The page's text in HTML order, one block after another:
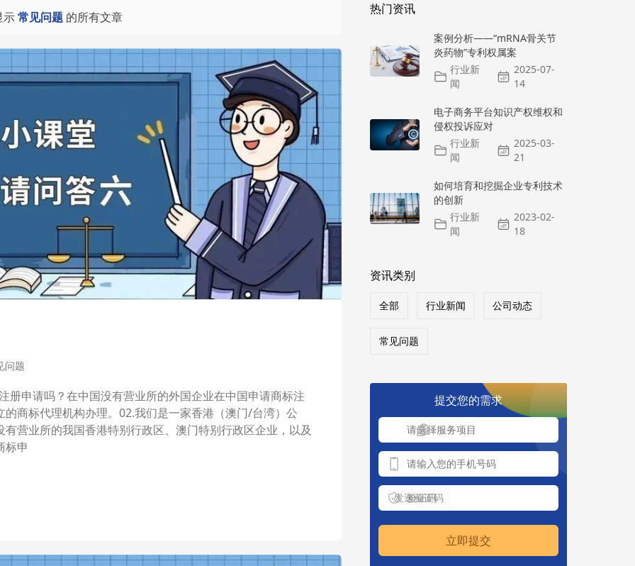
示常见问题 的所有文章
问题
册申请吗？在中国没有营业所的外国企业在中国申请商标注
商标代理机构办理。02.我们是一家香港（澳门/台湾）公
营业所的我国香港特别行政区、澳门特别行政区企业，以及
标申
热门资讯
案例分析——“mRNA骨关节
炎药物”专利权属案
行业新
闻
2025-07-
14
电子商务平台知识产权维权和
侵权投诉应对
行业新
闻
2025-03-
21
如何培育和挖掘企业专利技术
的创新
行业新
闻
2023-02-
18
资讯类别
全部 行业新闻 公司动态
常见问题
提交您的需求
请选择服务项目
发送验证码
立即提交